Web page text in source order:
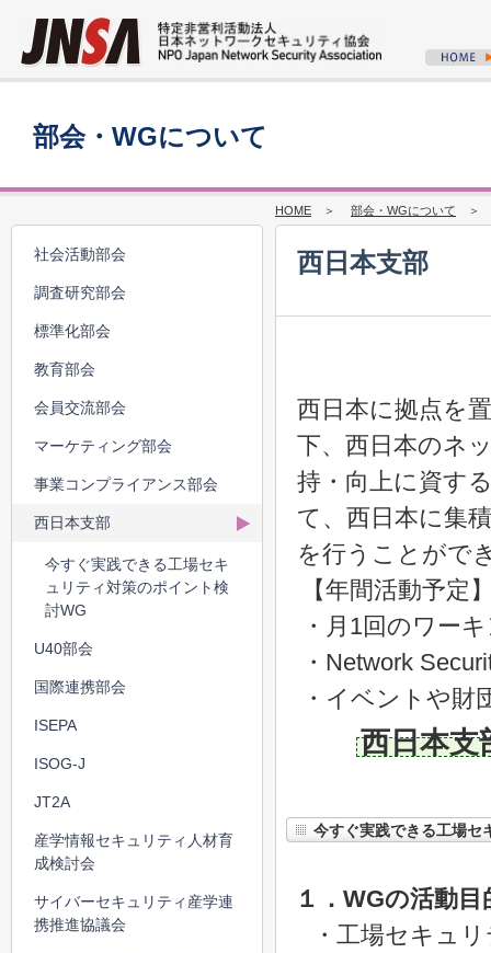
部会・WGについて
HOME ＞ 部会・WGについて ＞
西日本支部
西日本に拠点を
下、西日本のネ
持・向上に資す
て、西日本に集
を行うことがで
【年間活動予定
・月1回のワー
・Network
・イベントや財
西日本支
今すぐ実践できる工場
１．WGの活動目
・工場セキュ
社会活動部会
調査研究部会
標準化部会
教育部会
会員交流部会
マーケティング部会
事業コンプライアンス部会
西日本支部
今すぐ実践できる工場セキ
ュリティ対策のポイント検
討WG
U40部会
国際連携部会
ISEPA
ISOG-J
JT2A
産学情報セキュリティ人材育
成検討会
サイバーセキュリティ産学連
携推進協議会